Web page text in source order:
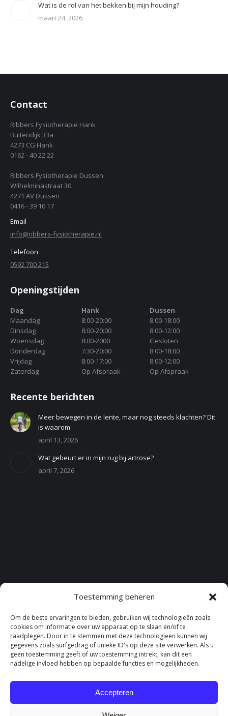
Toestemming beheren
Om de beste ervaringen te bieden, gebruiken wij technologieën zoals
cookies om informatie over uw apparaat op te slaan en/of te
raadplegen. Door in te stemmen met deze technologieën kunnen wij
gegevens zoals surfgedrag of unieke ID's op deze site verwerken. Als u
geen toestemming geeft of uw toestemming intrekt, kan dit een
nadelige invloed hebben op bepaalde functies en mogelijkheden.
Accepteren
Wat is de rol van het bekken bij mijn houding?
maart 24, 2026
Contact
Ribbers Fysiotherapie Hank
Buitendijk 33a
4273 CG Hank
0162 - 40 22 22
Ribbers Fysiotherapie Dussen
Wilhelminastraat 30
4271 AV Dussen
0416 - 39 10 17
Email
info@ribbers-fysiotherapie.nl
Telefoon
0592 700 215
Openingstijden
Dag Hank
Dussen
Maandag
8:00-20:00
8:00-18:00
Dinsdag
8:00-20:00
8:00-12:00
Woensdag
8:00-2000
Gesloten
Donderdag
7:30-20:00
8:00-18:00
Vrijdag
8:00-17:00
8:00-12:00
Zaterdag
Op Afspraak Op Afspraak
Recente berichten
Meer bewegen in de lente, maar nog steeds klachten? Dit
is waarom
april 13, 2026
Wat gebeurt er in mijn rug bij artrose?
april 7, 2026